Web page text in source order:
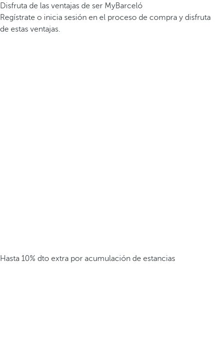
Disfruta de las ventajas de ser MyBarceló
Regístrate o inicia sesión en el proceso de compra y disfruta
de estas ventajas.
Hasta 10% dto extra por acumulación de estancias